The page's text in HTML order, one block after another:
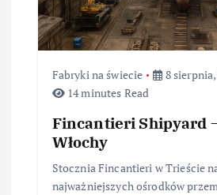
s
Fabryki na świecie
8
14 minutes Read
Fincantieri Shipyard
Włochy
Stocznia Fincantieri w Trieście
najważniejszych ośrodków